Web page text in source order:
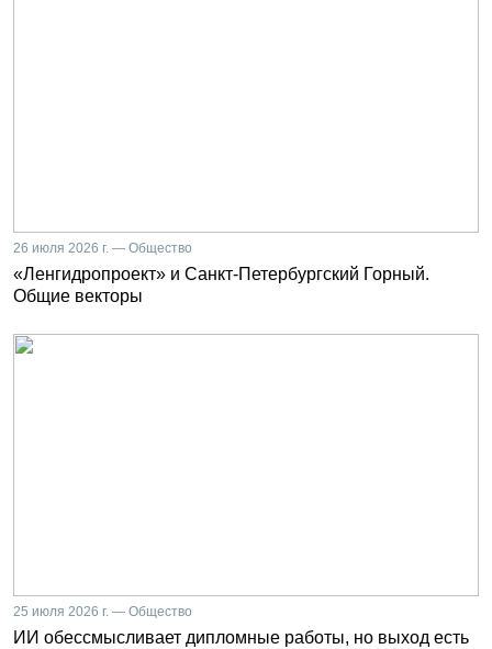
26 июля 2026 г. — Общество
«Ленгидропроект» и Санкт-Петербургский Горный.
Общие векторы
25 июля 2026 г. — Общество
ИИ обессмысливает дипломные работы, но выход есть